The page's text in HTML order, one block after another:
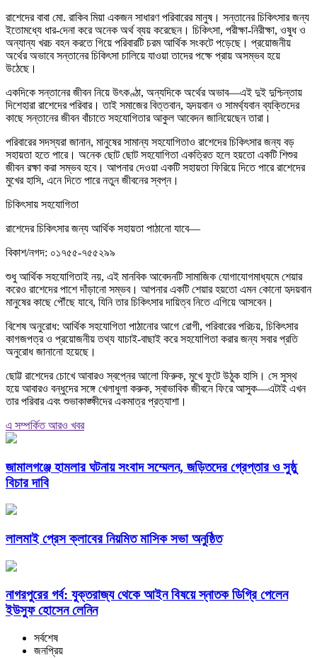
রাশেদের বাবা মো. রাকিব মিয়া একজন সাধারণ পরিবারের মানুষ। সন্তানের চিকিৎসার জন্য
ইতোমধ্যে ধার-দেনা করে অনেক অর্থ ব্যয় করেছেন। চিকিৎসা, পরীক্ষা-নিরীক্ষা, ওষুধ ও
অন্যান্য খরচ বহন করতে গিয়ে পরিবারটি চরম আর্থিক সংকটে পড়েছে। প্রয়োজনীয়
অর্থের অভাবে সন্তানের চিকিৎসা চালিয়ে যাওয়া তাদের পক্ষে প্রায় অসম্ভব হয়ে
উঠেছে।
একদিকে সন্তানের জীবন নিয়ে উৎকণ্ঠা, অন্যদিকে অর্থের অভাব—এই দুই দুশ্চিন্তায়
দিশেহারা রাশেদের পরিবার। তাই সমাজের বিত্তবান, হৃদয়বান ও সামর্থ্যবান ব্যক্তিদের
কাছে সন্তানের জীবন বাঁচাতে সহযোগিতার আকুল আবেদন জানিয়েছেন তারা।
পরিবারের সদস্যরা জানান, মানুষের সামান্য সহযোগিতাও রাশেদের চিকিৎসার জন্য বড়
সহায়তা হতে পারে। অনেক ছোট ছোট সহযোগিতা একত্রিত হলে হয়তো একটি শিশুর
জীবন রক্ষা করা সম্ভব হবে। আপনার দেওয়া একটি সহায়তা ফিরিয়ে দিতে পারে রাশেদের
মুখের হাসি, এনে দিতে পারে নতুন জীবনের স্বপ্ন।
চিকিৎসায় সহযোগিতা
রাশেদের চিকিৎসার জন্য আর্থিক সহায়তা পাঠানো যাবে—
বিকাশ/নগদ: ০১৭৫৫-৭৫৫২৯৯
শুধু আর্থিক সহযোগিতাই নয়, এই মানবিক আবেদনটি সামাজিক যোগাযোগমাধ্যমে শেয়ার
করেও রাশেদের পাশে দাঁড়ানো সম্ভব। আপনার একটি শেয়ার হয়তো এমন কোনো হৃদয়বান
মানুষের কাছে পৌঁছে যাবে, যিনি তার চিকিৎসার দায়িত্ব নিতে এগিয়ে আসবেন।
বিশেষ অনুরোধ: আর্থিক সহযোগিতা পাঠানোর আগে রোগী, পরিবারের পরিচয়, চিকিৎসার
কাগজপত্র ও প্রয়োজনীয় তথ্য যাচাই-বাছাই করে সহযোগিতা করার জন্য সবার প্রতি
অনুরোধ জানানো হয়েছে।
ছোট্ট রাশেদের চোখে আবারও স্বপ্নের আলো ফিরুক, মুখে ফুটে উঠুক হাসি। সে সুস্থ
হয়ে আবারও বন্ধুদের সঙ্গে খেলাধুলা করুক, স্বাভাবিক জীবনে ফিরে আসুক—এটাই এখন
তার পরিবার এবং শুভাকাঙ্ক্ষীদের একমাত্র প্রত্যাশা।
এ সম্পর্কিত আরও খবর
জামালগঞ্জে হামলার ঘটনায় সংবাদ সম্মেলন, জড়িতদের গ্রেপ্তার ও সুষ্ঠু
বিচার দাবি
লালমাই প্রেস ক্লাবের নিয়মিত মাসিক সভা অনুষ্ঠিত
নাগরপুরের গর্ব: যুক্তরাজ্য থেকে আইন বিষয়ে স্নাতক ডিগ্রি পেলেন
ইউসুফ হোসেন লেনিন
সর্বশেষ
জনপ্রিয়